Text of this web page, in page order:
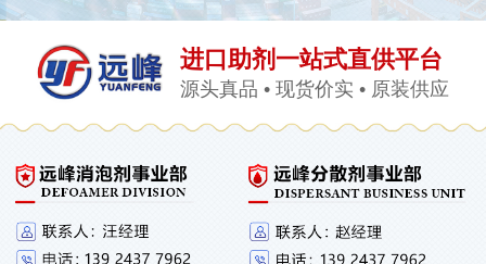
进口助剂一站式直供平台
源头真品 • 现货价实 • 原装供应